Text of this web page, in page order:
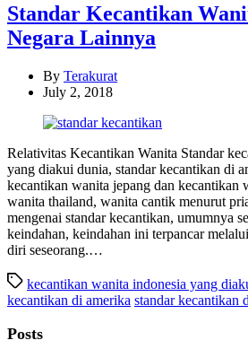
Standar Kecantikan
Negara Lainnya
By Terakurat
July 2, 2018
Relativitas Kecantikan Wanita Standar
yang diakui dunia, standar kecantikan di
kecantikan wanita jepang dan kecantikan
wanita thailand, wanita cantik menurut
mengenai standar kecantikan, umumnya
keindahan, keindahan ini terpancar
diri seseorang.…
kecantikan wanita indonesia yang
kecantikan di amerika standar kecantikan
Posts